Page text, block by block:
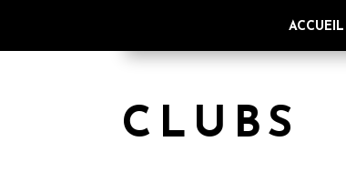
ACCUEIL
CLUBS